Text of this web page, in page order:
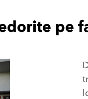
pe